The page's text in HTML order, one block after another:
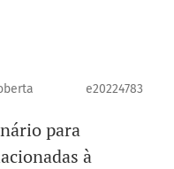
e20224783
para
à